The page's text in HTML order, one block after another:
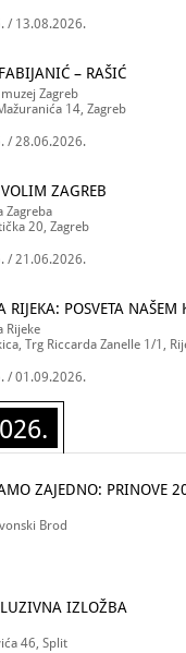
/ 13.08.2026.
– RAŠIĆ
Zagreb
14, Zagreb
/ 28.06.2026.
ZAGREB
Zagreba
20, Zagreb
/ 21.06.2026.
RIJEKA: POSVETA NAŠEM
Rijeke
Trg Riccarda Zanelle 1/1,
/ 01.09.2026.
ZAJEDNO: PRINOVE
Brod
IZLOŽBA
46, Split